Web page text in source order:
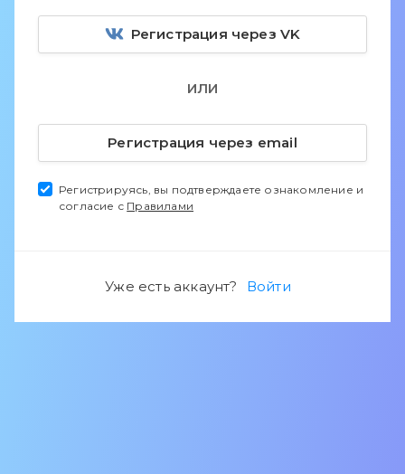
Регистрация через VK
ИЛИ
Регистрация через email
Регистрируясь, вы подтверждаете ознакомление и
согласие с Правилами
Уже есть аккаунт? Войти